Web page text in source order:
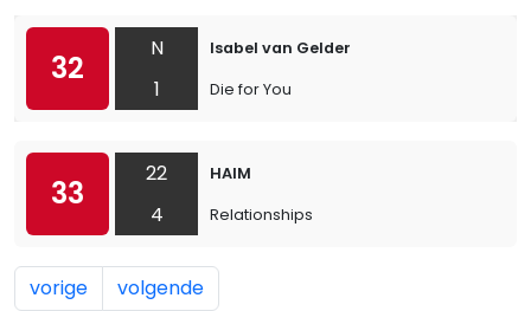
32
N
1
Isabel van Gelder
Die for You
33
22
4
HAIM
Relationships
vorige volgende